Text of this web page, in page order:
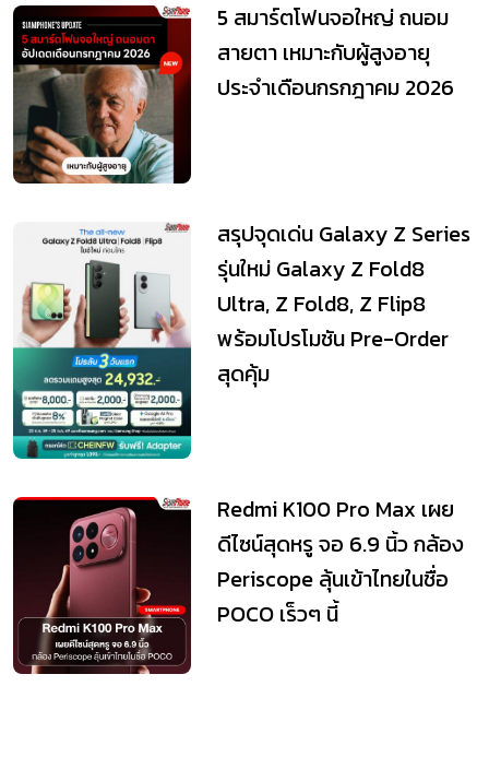
5 สมาร์ตโฟนจอใหญ่ ถนอม
สายตา เหมาะกับผู้สูงอายุ
ประจำเดือนกรกฎาคม 2026
สรุปจุดเด่น Galaxy Z Series
รุ่นใหม่ Galaxy Z Fold8
Ultra, Z Fold8, Z Flip8
พร้อมโปรโมชัน Pre-Order
สุดคุ้ม
Redmi K100 Pro Max เผย
ดีไซน์สุดหรู จอ 6.9 นิ้ว กล้อง
Periscope ลุ้นเข้าไทยในชื่อ
POCO เร็วๆ นี้